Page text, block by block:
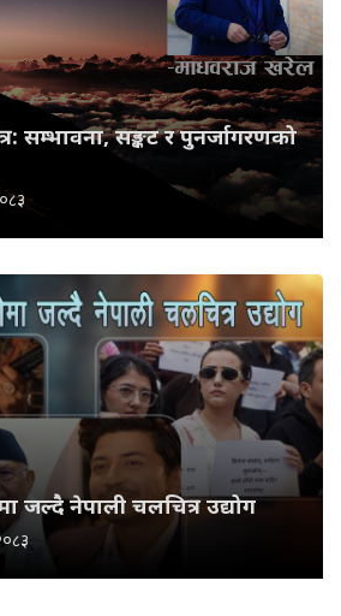
सम्भावना, सङ्कट र पुनर्जागरणको
जल्दै नेपाली चलचित्र उद्योग